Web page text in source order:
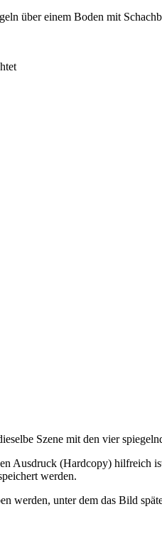
über einem Boden mit
Szene mit den vier
Ausdruck (Hardcopy) hilfreich
werden.
werden, unter dem das Bild